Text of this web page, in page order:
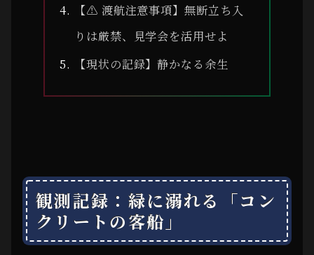
【⚠ 渡航注意事項】無断立ち入
りは厳禁、見学会を活用せよ
【現状の記録】静かなる余生
観測記録：緑に溺れる「コン
クリートの客船」